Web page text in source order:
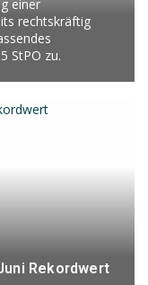
einer
rechtskräftig
StPO zu.
Rekordwert